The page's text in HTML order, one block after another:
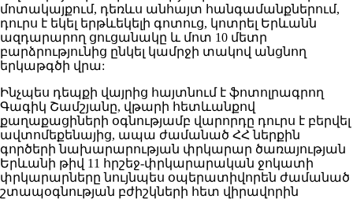
մոտակայքում, դեռևս անհայտ հանգամանքներում,
դուրս է եկել երթևեկելի գոտուց, կոտրել Երևանն
ազդարարող ցուցանակը և մոտ 10 մետր
բարձրությունից ընկել կամրջի տակով անցնող
երկաթգծի վրա:
Ինչպես դեպքի վայրից հայտնում է ֆոտոլրագրող
Գագիկ Շամշյանը, վթարի հետևանքով
քաղաքացիների օգնությամբ վարորդը դուրս է բերվել
ավտոմեքենայից, ապա ժամանած ՀՀ ներքին
գործերի նախարարության փրկարար ծառայության
Երևանի թիվ 11 հրշեջ-փրկարարական ջոկատի
փրկարարները նույնպես օպերատիվորեն ժամանած
շտապօգնության բժիշկների հետ վիրավորին